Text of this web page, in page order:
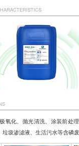
氧化、抛光清洗、涂装前处
圾渗滤液、生活污水等含磷废